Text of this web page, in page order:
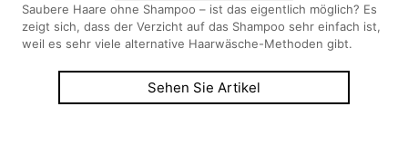
Saubere Haare ohne Shampoo – ist das eigentlich möglich? Es
zeigt sich, dass der Verzicht auf das Shampoo sehr einfach ist,
weil es sehr viele alternative Haarwäsche-Methoden gibt.
Sehen Sie Artikel